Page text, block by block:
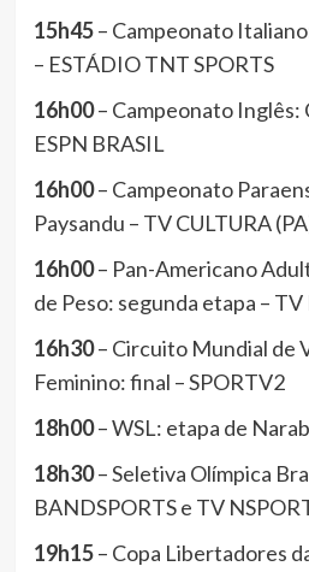
15h45– Campeonato
– ESTÁDIO TNT SPORTS
16h00– Campeonato Inglês:
ESPN BRASIL
16h00– Campeonato
Paysandu – TV CULTURA
16h00– Pan-Americano
de Peso: segunda etapa – TV
16h30– Circuito Mundial de
Feminino: final – SPORTV2
18h00– WSL: etapa de
18h30– Seletiva Olímpica
BANDSPORTS e TV
19h15– Copa Libertadores